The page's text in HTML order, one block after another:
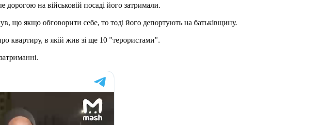
дорогою на військовій посаді його затримали.
що якщо обговорити себе, то тоді його депортують на батьківщину.
квартиру, в якій жив зі ще 10 "терористами".